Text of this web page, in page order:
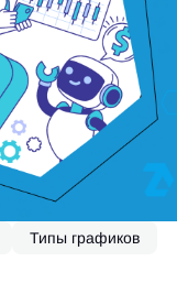
Типы графиков